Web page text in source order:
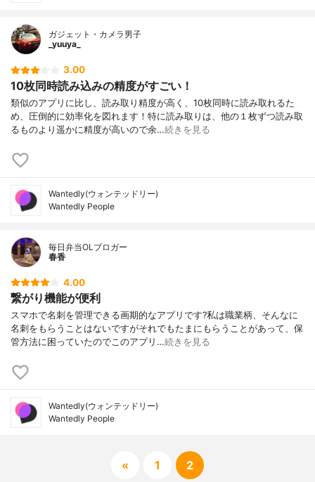
ガジェット・カメラ男子
_yuuya_
3.00
10枚同時読み込みの精度がすごい！
類似のアプリに比し、読み取り精度が高く、10枚同時に読み取れるた
め、圧倒的に効率化を図れます！特に読み取りは、他の１枚ずつ読み取
るものより遥かに精度が高いので余…続きを見る
Wantedly(ウォンテッドリー)
Wantedly People
毎日弁当OLブロガー
春香
4.00
繋がり機能が便利
スマホで名刺を管理できる画期的なアプリです?私は職業柄、そんなに
名刺をもらうことはないですがそれでもたまにもらうことがあって、保
管方法に困っていたのでこのアプリ…続きを見る
Wantedly(ウォンテッドリー)
Wantedly People
« 1 2